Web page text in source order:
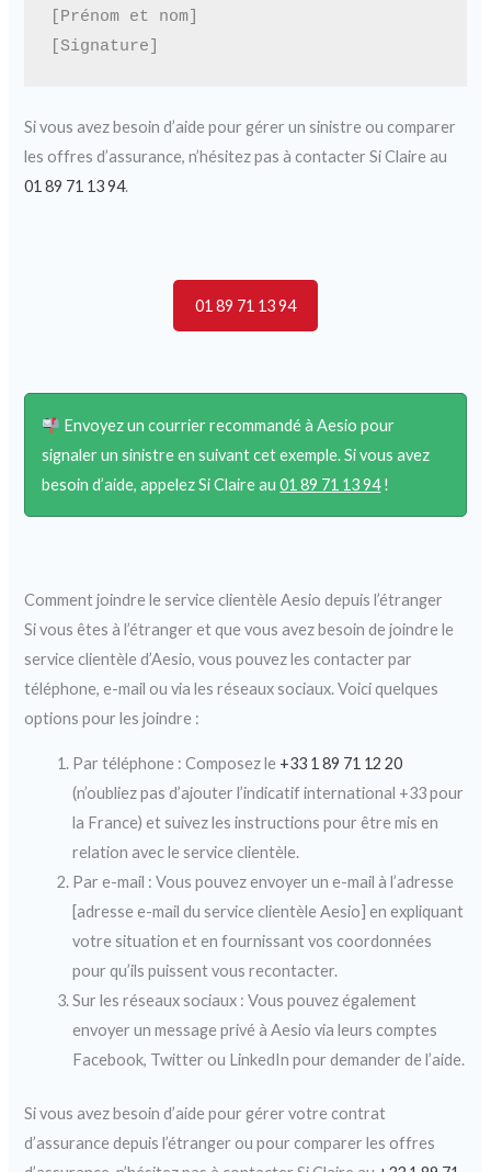
[Prénom et nom]
Si vous avez besoin d’aide pour gérer un sinistre ou comparer
les offres d’assurance, n’hésitez pas à contacter Si Claire au
01 89 71 13 94.
01 89 71 13 94
Envoyez un courrier recommandé à Aesio pour
signaler un sinistre en suivant cet exemple. Si vous avez
besoin d’aide, appelez Si Claire au01 89 71 13 94!
Comment joindre le service clientèle Aesio depuis l’étranger
Si vous êtes à l’étranger et que vous avez besoin de joindre le
service clientèle d’Aesio, vous pouvez les contacter par
téléphone, e-mail ou via les réseaux sociaux. Voici quelques
options pour les joindre :
Par téléphone : Composez le +33 1 89 71 12 20
(n’oubliez pas d’ajouter l’indicatif international +33 pour
la France) et suivez les instructions pour être mis en
relation avec le service clientèle.
Par e-mail : Vous pouvez envoyer un e-mail à l’adresse
[adresse e-mail du service clientèle Aesio] en expliquant
votre situation et en fournissant vos coordonnées
pour qu’ils puissent vous recontacter.
Sur les réseaux sociaux : Vous pouvez également
envoyer un message privé à Aesio via leurs comptes
Facebook, Twitter ou LinkedIn pour demander de l’aide.
Si vous avez besoin d’aide pour gérer votre contrat
d’assurance depuis l’étranger ou pour comparer les offres